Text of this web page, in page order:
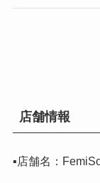
店舗情報
▪️店舗名：